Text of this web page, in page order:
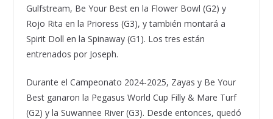
Gulfstream, Be Your Best en la Flower Bowl (G2) y
Rojo Rita en la Prioress (G3), y también montará a
Spirit Doll en la Spinaway (G1). Los tres están
entrenados por Joseph.
Durante el Campeonato 2024-2025, Zayas y Be Your
Best ganaron la Pegasus World Cup Filly & Mare Turf
(G2) y la Suwannee River (G3). Desde entonces, quedó